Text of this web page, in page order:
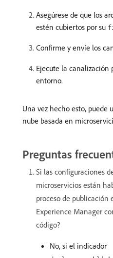
Asegúrese de que los
estén cubiertos por su
Confirme y envíe los
Ejecute la canalización
entorno.
Una vez hecho esto,
nube basada en
Preguntas
Si las configuraciones
microservicios están
proceso de publicación
Experience Manager
código?
No, si el indicador